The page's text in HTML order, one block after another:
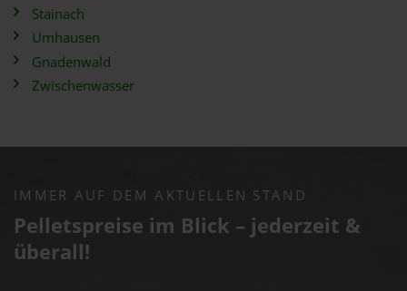
Stainach
Umhausen
Gnadenwald
Zwischenwasser
IMMER AUF DEM AKTUELLEN STAND
Pelletspreise im Blick – jederzeit &
überall!